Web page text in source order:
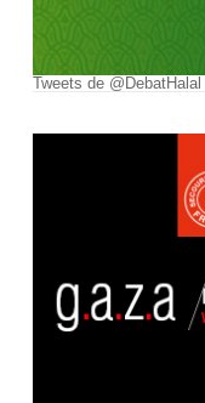
Tweets de @DebatHalal